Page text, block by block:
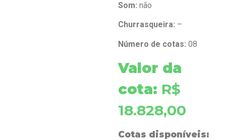
Som: não
Churrasqueira: –
Número de cotas: 08
Valor da
cota: R$
18.828,00
Cotas disponíveis: